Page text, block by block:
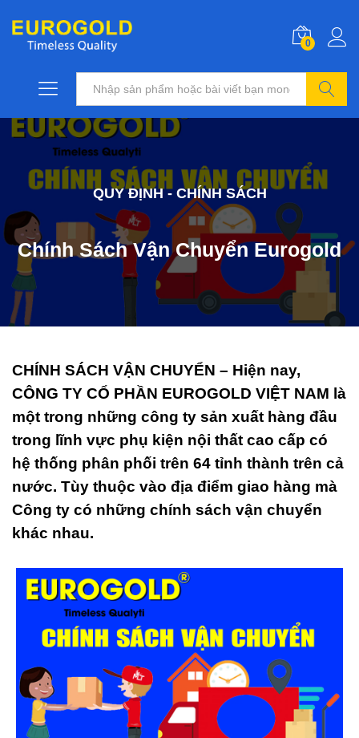
0
QUY ĐỊNH - CHÍNH SÁCH
Chính Sách Vận Chuyển Eurogold
CHÍNH SÁCH VẬN CHUYỂN – Hiện nay,
CÔNG TY CỔ PHẦN EUROGOLD VIỆT NAM là
một trong những công ty sản xuất hàng đầu
trong lĩnh vực phụ kiện nội thất cao cấp có
hệ thống phân phối trên 64 tỉnh thành trên cả
nước. Tùy thuộc vào địa điểm giao hàng mà
Công ty có những chính sách vận chuyển
khác nhau.